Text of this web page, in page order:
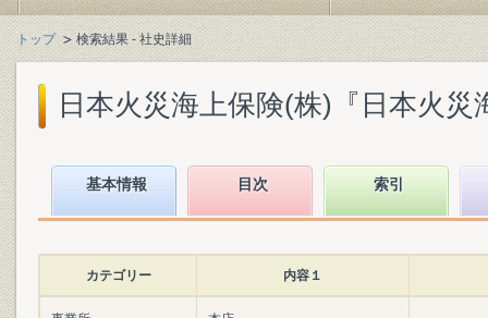
トップ 検索結果 - 社史詳細
日本火災海上保険(株)『日本火
基本情報 目次 索引
カテゴリー 内容１